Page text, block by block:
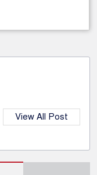
View All Post